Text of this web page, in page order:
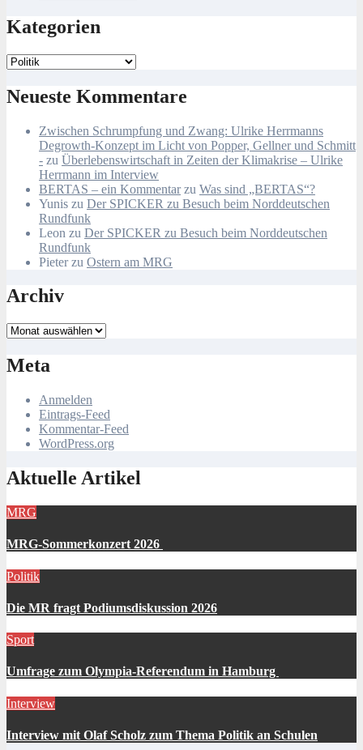
Kategorien
Kategorien
Neueste Kommentare
Zwischen Schrumpfung und Zwang: Ulrike Herrmanns
Degrowth-Konzept im Licht von Popper, Gellner und Schmitt
- zu Überlebenswirtschaft in Zeiten der Klimakrise – Ulrike
Herrmann im Interview
BERTAS – ein Kommentarzu Was sind „BERTAS“?
Yunis zu Der SPICKER zu Besuch beim Norddeutschen
Rundfunk
Leon zu Der SPICKER zu Besuch beim Norddeutschen
Rundfunk
Pieterzu Ostern am MRG
Archiv
Archiv
Meta
Anmelden
Eintrags-Feed
Kommentar-Feed
WordPress.org
Aktuelle Artikel
MRG
MRG-Sommerkonzert 2026
Politik
Die MR fragt Podiumsdiskussion 2026
Sport
Umfrage zum Olympia-Referendum in Hamburg
Interview
Interview mit Olaf Scholz zum Thema Politik an Schulen